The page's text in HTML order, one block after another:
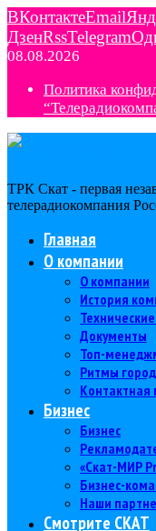
ВКонтактеEmail
ДзенRssTelegram
08.08.2026
Политика
ТРК Скат - первая
телерадиокомпания
Главная
О компании
О компании
История
Документы
Топ-
Ритмы
Бизнес
Бизнес
«Скат-МИР
Бизнес-
Наши
Смотрите СКАТ